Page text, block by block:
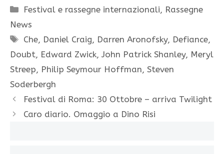
Categorie
Festival e rassegne internazionali, Rassegne
News
Tag
Che, Daniel Craig, Darren Aronofsky, Defiance,
Doubt, Edward Zwick, John Patrick Shanley, Meryl
Streep, Philip Seymour Hoffman, Steven
Soderbergh
Festival di Roma: 30 Ottobre – arriva Twilight
Caro diario. Omaggio a Dino Risi